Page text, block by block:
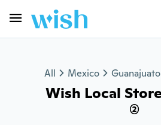
All Mexico Guanajuato
Wish Local
(2)